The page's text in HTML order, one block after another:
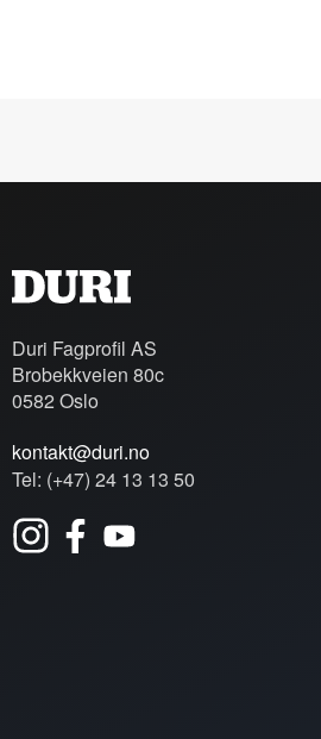
Duri Fagprofil AS
Brobekkveien 80c
0582 Oslo
kontakt@duri.no
Tel: (+47) 24 13 13 50